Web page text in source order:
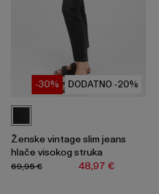
DODATNO -20%
-30%
Ženske vintage slim jeans
hlače visokog struka
48,97 €
69,95 €